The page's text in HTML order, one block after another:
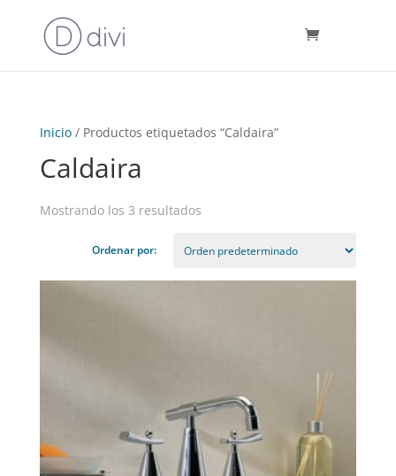
Inicio/ Productos etiquetados “Caldaira”
Caldaira
Mostrando los 3 resultados